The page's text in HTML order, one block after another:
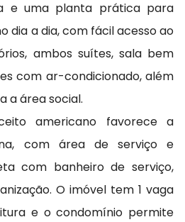
e uma planta prática para
dia a dia, com fácil acesso ao
ambos suítes, sala bem
com ar-condicionado, além
a área social.
americano favorece a
com área de serviço e
com banheiro de serviço,
O imóvel tem 1 vaga
e o condomínio permite